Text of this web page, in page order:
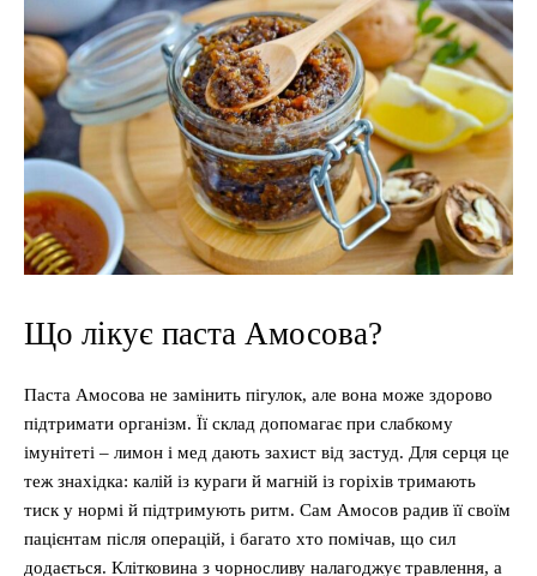
Що лікує паста Амосова?
Паста Амосова не замінить пігулок, але вона може здорово
підтримати організм. Її склад допомагає при слабкому
імунітеті – лимон і мед дають захист від застуд. Для серця це
теж знахідка: калій із кураги й магній із горіхів тримають
тиск у нормі й підтримують ритм. Сам Амосов радив її своїм
пацієнтам після операцій, і багато хто помічав, що сил
додається. Клітковина з чорносливу налагоджує травлення, а